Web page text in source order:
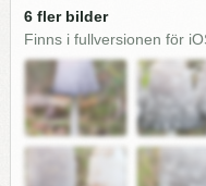
6 fler bilder
Finns i fullversionen för